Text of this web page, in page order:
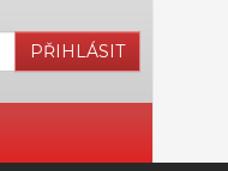
PŘIHLÁSIT